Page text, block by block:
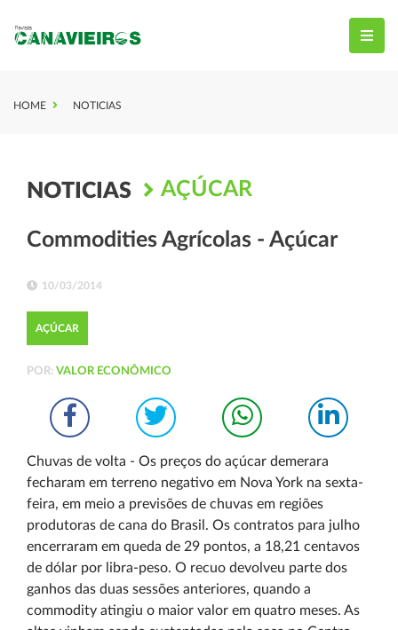
HOME NOTICIAS
NOTICIAS AÇÚCAR
Commodities Agrícolas - Açúcar
10/03/2014
AÇÚCAR
POR: VALOR ECONÔMICO
Chuvas de volta - Os preços do açúcar demerara
fecharam em terreno negativo em Nova York na sexta-
feira, em meio a previsões de chuvas em regiões
produtoras de cana do Brasil. Os contratos para julho
encerraram em queda de 29 pontos, a 18,21 centavos
de dólar por libra-peso. O recuo devolveu parte dos
ganhos das duas sessões anteriores, quando a
commodity atingiu o maior valor em quatro meses. As